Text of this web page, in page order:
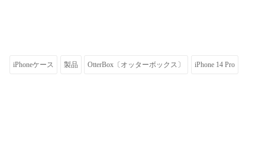
iPhoneケース 製品 OtterBox〔オッターボックス〕 iPhone 14 Pro